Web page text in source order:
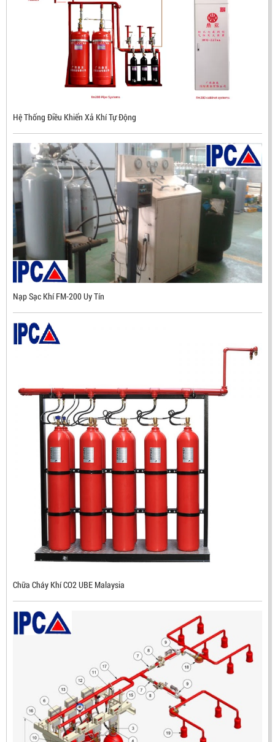
ĐẦU BÁO LỬA CHỐNG NỔ CHỐNG NƯỚC UV/IR- UX300
NHẬP KHẨU HÀN QUỐC
LIÊN HỆ
Mã sản phẩm: UX300
ĐẦU BÁO TIA LỬA IR3 RX500 CHỐNG CHÁY NỔ TIÊU
CHUẨN FM HÀN QUỐC
LIÊN HỆ
Hệ Thống Điều Khiển Xả Khí Tự Động
Nạp Sạc Khí FM-200 Uy Tín
Chữa Cháy Khí CO2 UBE Malaysia